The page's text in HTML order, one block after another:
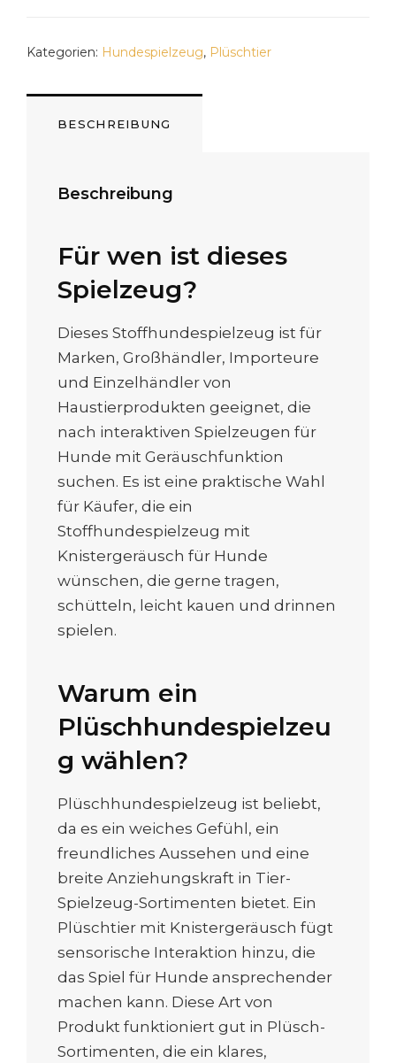
Kategorien: Hundespielzeug, Plüschtier
BESCHREIBUNG
Beschreibung
Für wen ist dieses
Spielzeug?
Dieses Stoffhundespielzeug ist für
Marken, Großhändler, Importeure
und Einzelhändler von
Haustierprodukten geeignet, die
nach interaktiven Spielzeugen für
Hunde mit Geräuschfunktion
suchen. Es ist eine praktische Wahl
für Käufer, die ein
Stoffhundespielzeug mit
Knistergeräusch für Hunde
wünschen, die gerne tragen,
schütteln, leicht kauen und drinnen
spielen.
Warum ein
Plüschhundespielzeu
g wählen?
Plüschhundespielzeug ist beliebt,
da es ein weiches Gefühl, ein
freundliches Aussehen und eine
breite Anziehungskraft in Tier-
Spielzeug-Sortimenten bietet. Ein
Plüschtier mit Knistergeräusch fügt
sensorische Interaktion hinzu, die
das Spiel für Hunde ansprechender
machen kann. Diese Art von
Produkt funktioniert gut in Plüsch-
Sortimenten, die ein klares,